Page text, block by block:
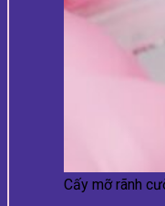
Cấy mỡ rãnh